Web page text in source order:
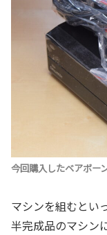
今回購入したベアボーン
マシンを組むとい
半完成品のマシン